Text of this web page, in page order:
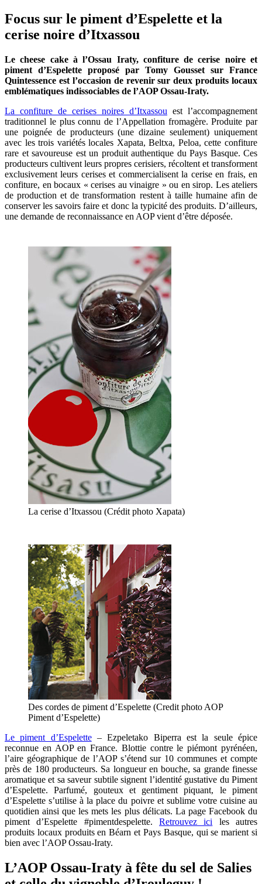
Focus sur le piment d’Espelette et la
cerise noire d’Itxassou
Le cheese cake à l’Ossau Iraty, confiture de cerise noire et
piment d’Espelette proposé par Tomy Gousset sur France
Quintessence est l’occasion de revenir sur deux produits locaux
emblématiques indissociables de l’AOP Ossau-Iraty.
La confiture de cerises noires d’Itxassou est l’accompagnement
traditionnel le plus connu de l’Appellation fromagère. Produite par
une poignée de producteurs (une dizaine seulement) uniquement
avec les trois variétés locales Xapata, Beltxa, Peloa, cette confiture
rare et savoureuse est un produit authentique du Pays Basque. Ces
producteurs cultivent leurs propres cerisiers, récoltent et transforment
exclusivement leurs cerises et commercialisent la cerise en frais, en
confiture, en bocaux « cerises au vinaigre » ou en sirop. Les ateliers
de production et de transformation restent à taille humaine afin de
conserver les savoirs faire et donc la typicité des produits. D’ailleurs,
une demande de reconnaissance en AOP vient d’être déposée.
La cerise d’Itxassou (Crédit photo Xapata)
Des cordes de piment d’Espelette (Credit photo AOP
Piment d’Espelette)
Le piment d’Espelette– Ezpeletako Biperra est la seule épice
reconnue en AOP en France. Blottie contre le piémont pyrénéen,
l’aire géographique de l’AOP s’étend sur 10 communes et compte
près de 180 producteurs. Sa longueur en bouche, sa grande finesse
aromatique et sa saveur subtile signent l’identité gustative du Piment
d’Espelette. Parfumé, gouteux et gentiment piquant, le piment
d’Espelette s’utilise à la place du poivre et sublime votre cuisine au
quotidien ainsi que les mets les plus délicats. La page Facebook du
piment d’Espelette #pimentdespelette. Retrouvez ici les autres
produits locaux produits en Béarn et Pays Basque, qui se marient si
bien avec l’AOP Ossau-Iraty.
L’AOP Ossau-Iraty à fête du sel de Salies